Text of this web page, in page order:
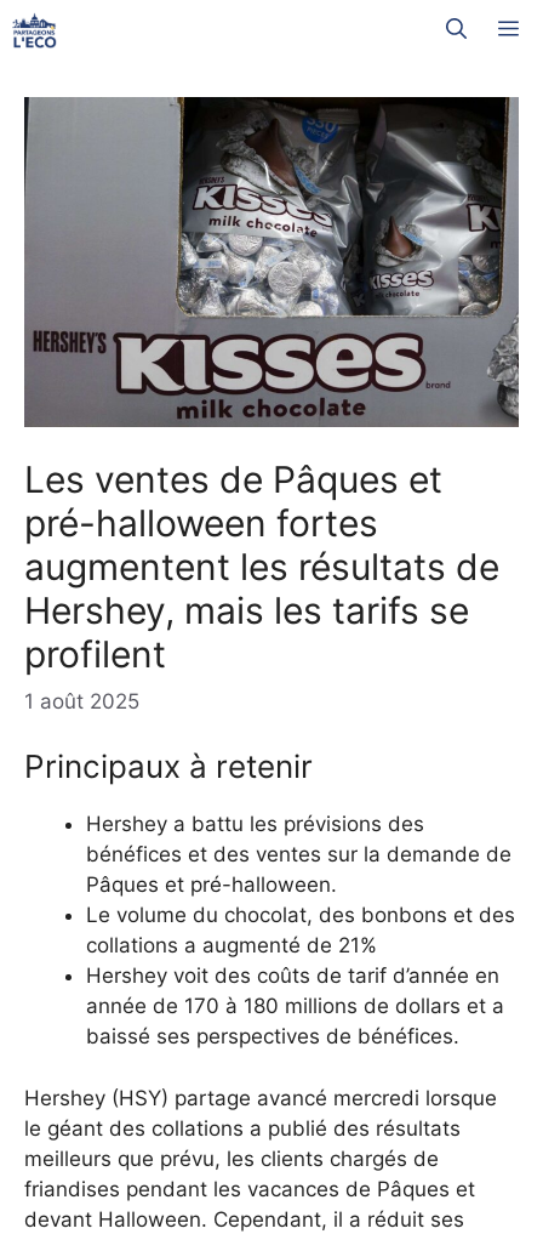
Aller
au
Les ventes de Pâques et
pré-halloween fortes
augmentent les résultats de
Hershey, mais les tarifs se
profilent
1 août 2025
Principaux à retenir
Hershey a battu les prévisions des
bénéfices et des ventes sur la demande de
Pâques et pré-halloween.
Le volume du chocolat, des bonbons et des
collations a augmenté de 21%
Hershey voit des coûts de tarif d’année en
année de 170 à 180 millions de dollars et a
baissé ses perspectives de bénéfices.
Hershey (HSY) partage avancé mercredi lorsque
le géant des collations a publié des résultats
meilleurs que prévu, les clients chargés de
friandises pendant les vacances de Pâques et
devant Halloween. Cependant, il a réduit ses